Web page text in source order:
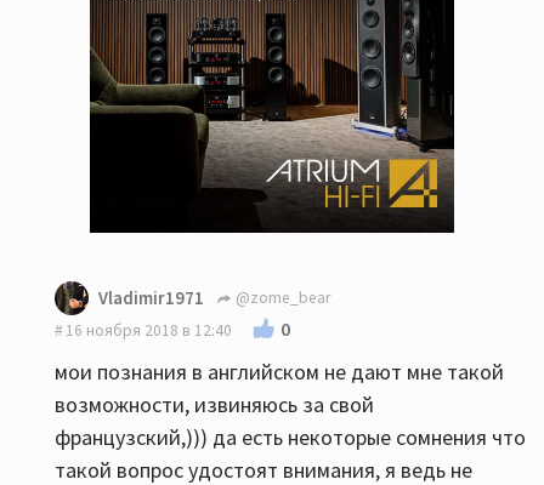
Vladimir1971
@zome_bear
16 ноября 2018 в 12:40
0
мои познания в английском не дают мне такой
возможности, извиняюсь за свой
французский,))) да есть некоторые сомнения что
такой вопрос удостоят внимания, я ведь не